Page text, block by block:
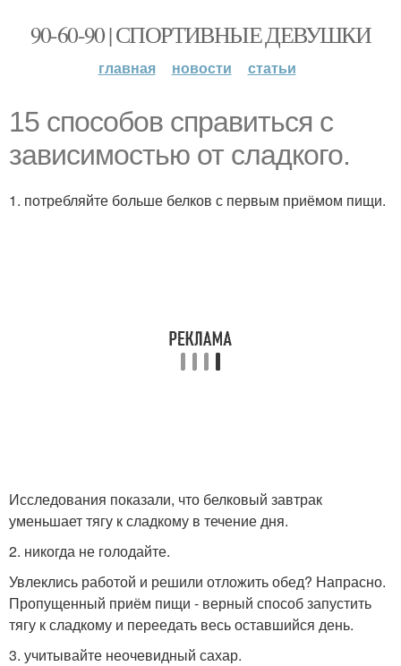
90-60-90 | СПОРТИВНЫЕ ДЕВУШКИ
главная новости статьи
15 способов справиться с
зависимостью от сладкого.
1. потребляйте больше белков с первым приёмом пищи.
Исследования показали, что белковый завтрак
уменьшает тягу к сладкому в течение дня.
2. никогда не голодайте.
Увлеклись работой и решили отложить обед? Напрасно.
Пропущенный приём пищи - верный способ запустить
тягу к сладкому и переедать весь оставшийся день.
3. учитывайте неочевидный сахар.